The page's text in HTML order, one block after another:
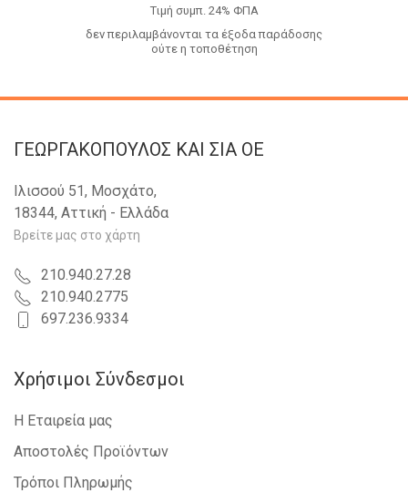
Tιμή συμπ. 24% ΦΠΑ
δεν περιλαμβάνονται τα έξοδα παράδοσης
ούτε η τοποθέτηση
ΓΕΩΡΓΑΚΟΠΟΥΛΟΣ KAI ΣΙΑ OE
Ιλισσού 51, Μοσχάτο,
18344, Αττική - Ελλάδα
Βρείτε μας στο χάρτη
210.940.27.28
210.940.2775
697.236.9334
Χρήσιμοι Σύνδεσμοι
Η Εταιρεία μας
Αποστολές Προϊόντων
Τρόποι Πληρωμής